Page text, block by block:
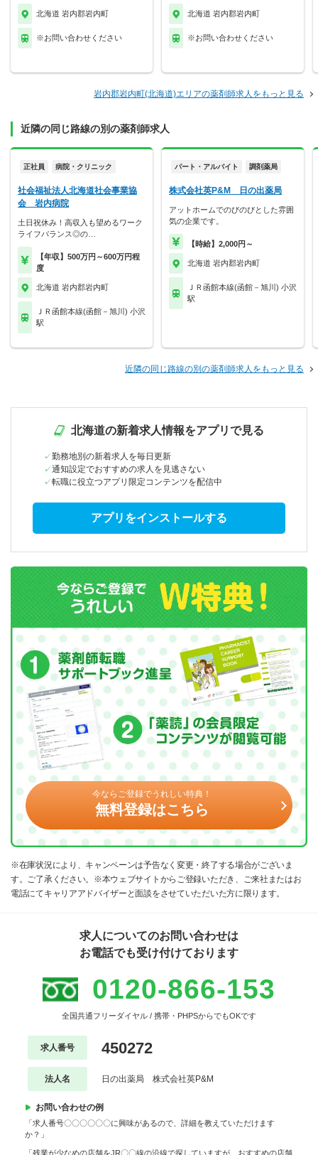
北海道 岩内郡岩内町
※お問い合わせください
北海道 岩内郡岩内町
※お問い合わせください
岩内郡岩内町(北海道)エリアの薬剤師求人をもっと見る
近隣の同じ路線の別の薬剤師求人
正社員 病院・クリニック
社会福祉法人北海道社会事業協
会 岩内病院
土日祝休み！高収入も望めるワーク
ライフバランス◎の…
【年収】500万円～600万円程
度
北海道 岩内郡岩内町
ＪＲ函館本線(函館－旭川) 小沢
駅
パート・アルバイト 調剤薬局
株式会社英P&M 日の出薬局
アットホームでのびのびとした雰囲
気の企業です。
【時給】2,000円～
北海道 岩内郡岩内町
ＪＲ函館本線(函館－旭川) 小沢
駅
近隣の同じ路線の別の薬剤師求人をもっと見る
北海道の新着求人情報をアプリで見る
勤務地別の新着求人を毎日更新
通知設定でおすすめの求人を見逃さない
転職に役立つアプリ限定コンテンツを配信中
アプリをインストールする
今ならご登録でうれしい特典！
無料登録はこちら
※在庫状況により、キャンペーンは予告なく変更・終了する場合がございま
す。ご了承ください。※本ウェブサイトからご登録いただき、ご来社またはお
電話にてキャリアアドバイザーと面談をさせていただいた方に限ります。
求人についてのお問い合わせは
お電話でも受け付けております
0120-866-153
全国共通フリーダイヤル / 携帯・PHPSからでもOKです
求人番号 450272
法人名 日の出薬局 株式会社英P&M
お問い合わせの例
「求人番号〇〇〇〇〇〇に興味があるので、詳細を教えていただけます
か？」
「残業が少なめの店舗をJR〇〇線の沿線で探していますが、おすすめの店舗